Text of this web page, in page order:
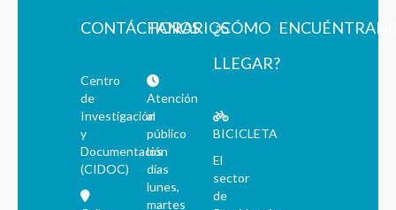
CONTÁCTANOS
Centro
de
Investigación
y
Documentación
(CIDOC)
HORARIOS
Atención
al
público
los
días
lunes,
martes
¿CÓMO
LLEGAR?
BICICLETA
El
sector
de